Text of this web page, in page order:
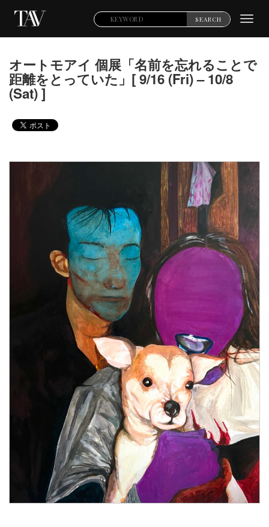
SEARCH
オートモアイ 個展「名前を忘れることで
距離をとっていた」[ 9/16 (Fri) – 10/8
(Sat) ]